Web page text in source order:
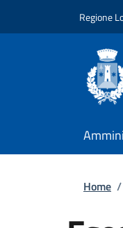
Regione
Home /